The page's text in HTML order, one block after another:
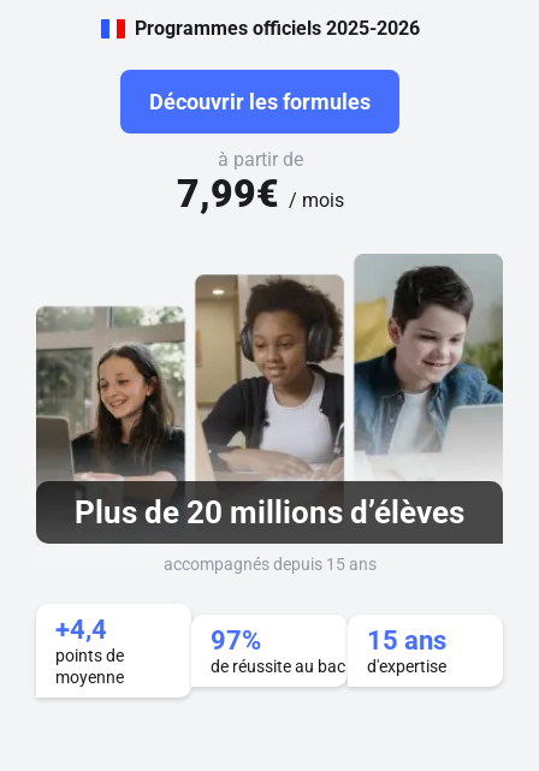
Programmes officiels 2025-2026
Découvrir les formules
à partir de
7,99€ / mois
Plus de 20 millions d’élèves
accompagnés depuis 15 ans
+4,4
points de
moyenne
97%
de réussite au bac
15 ans
d'expertise